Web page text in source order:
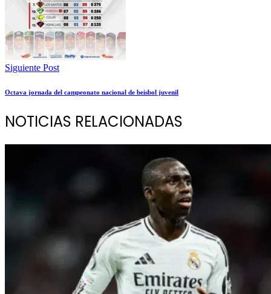
Siguiente Post
Octava jornada del campeonato nacional de beisbol juvenil
NOTICIAS RELACIONADAS